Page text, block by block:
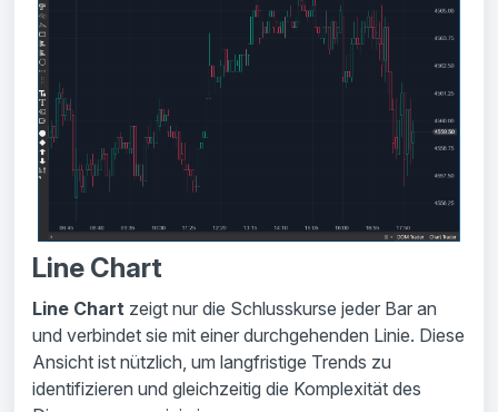
Line Chart
Line Chart zeigt nur die Schlusskurse jeder Bar an
und verbindet sie mit einer durchgehenden Linie. Diese
Ansicht ist nützlich, um langfristige Trends zu
identifizieren und gleichzeitig die Komplexität des